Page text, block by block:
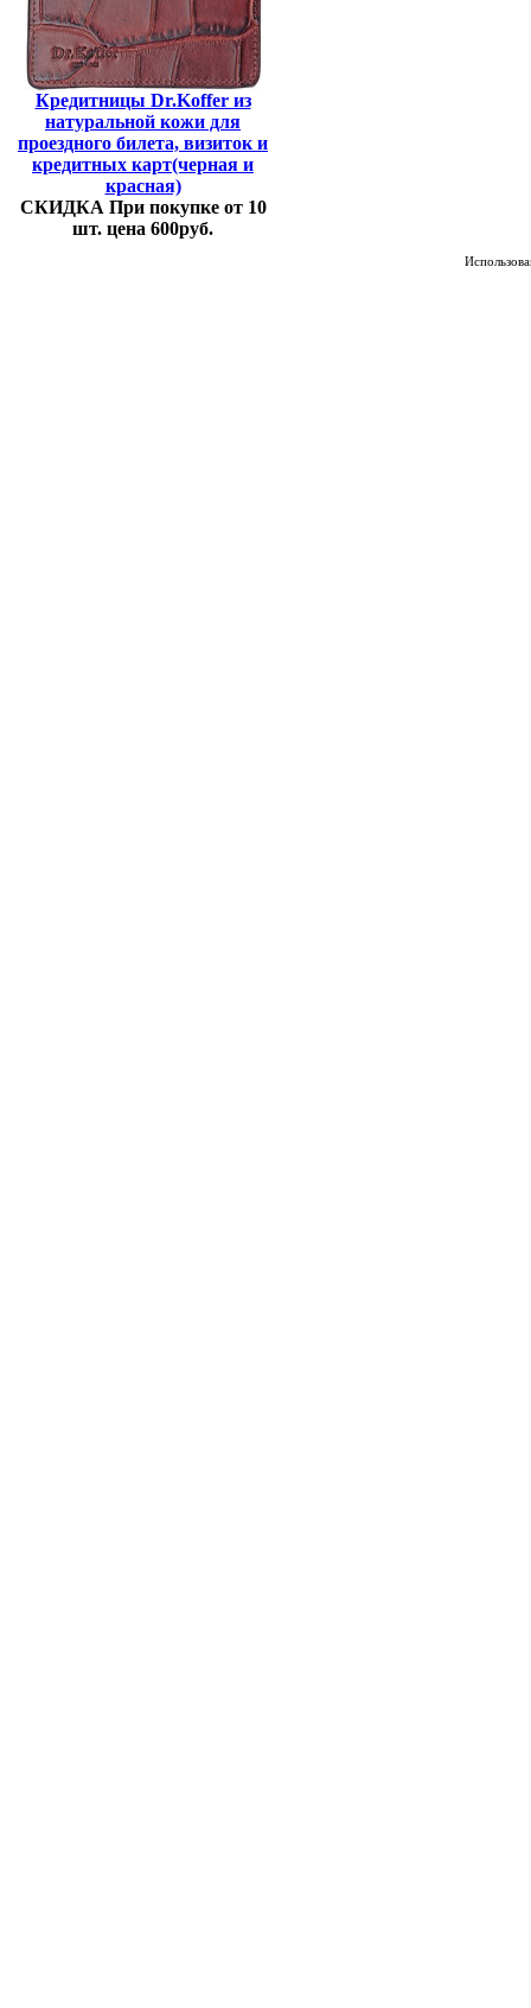
Кредитницы Dr.Koffer из
натуральной кожи для
проездного билета, визиток и
кредитных карт(черная и
красная)
СКИДКА При покупке от 10
шт. цена 600руб.